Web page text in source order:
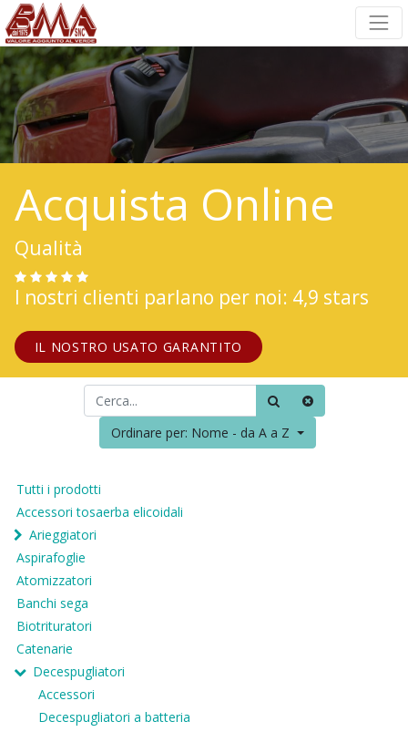
Acquista Online
Qualità
I nostri clienti parlano per noi: 4,9 stars
IL NOSTRO USATO GARANTITO
Ordinare per: Nome - da A a Z
Tutti i prodotti
Accessori tosaerba elicoidali
Arieggiatori
Aspirafoglie
Atomizzatori
Banchi sega
Biotrituratori
Catenarie
Decespugliatori
Accessori
Decespugliatori a batteria